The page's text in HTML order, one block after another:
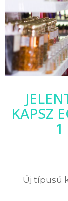
KAPSZ
1
Új típusú